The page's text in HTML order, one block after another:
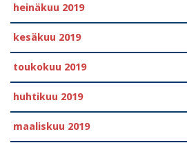
heinäkuu 2019
kesäkuu 2019
toukokuu 2019
huhtikuu 2019
maaliskuu 2019